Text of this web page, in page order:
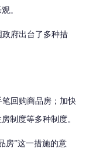
。
府出台了多种措
回购商品房；加快
制度等多种制度。
房”这一措施的意